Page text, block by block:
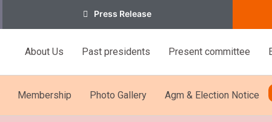
Press Release
About Us Past presidents Present committee
Membership Photo Gallery Agm & Election Notice